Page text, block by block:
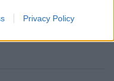
Privacy Policy